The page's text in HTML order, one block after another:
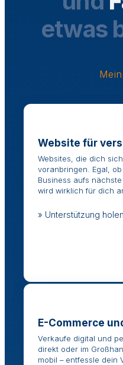
etwas
Website für
Websites, die dich
voranbringen. Egal,
Business aufs
wird wirklich für dich
» Unterstützung holen
E-Commerce
Verkaufe digital und
direkt oder im
mobil – entfessle dein